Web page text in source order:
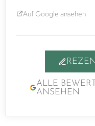
Auf Google ansehen
ALLE
ANSEHEN